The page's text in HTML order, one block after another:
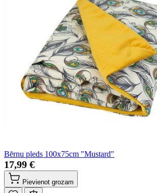
Bērnu pleds 100x75cm "Mustard"
17,99 €
Pievienot grozam